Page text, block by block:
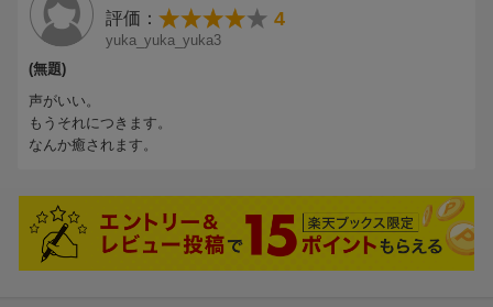
『Life Song』／CD
アーティスト：朝倉さや
曲目タイトル：
2. 異邦人[3:04]
3.なすてだべ feat.テツandトモ
5.島人ぬ宝[5:16]
6.さよなら大好きな人[3:57]
7.時の流れに身をまかせ[4:01]
評価： 4
yuka_yuka_yuka3
(無題)
声がいい。
もうそれにつきます。
なんか癒されます。